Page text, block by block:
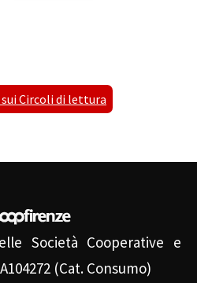
Circoli di lettura
Società Cooperative e
(Cat. Consumo)